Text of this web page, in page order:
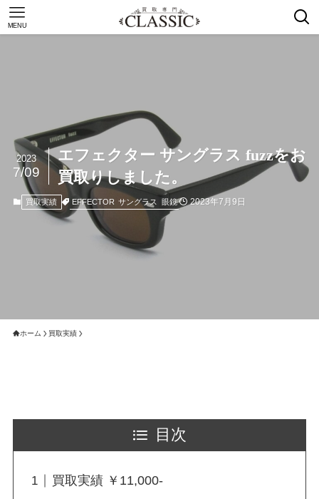
MENU
エフェクター サングラス fuzzをお
買取りしました。
2023
7/09
買取実績 EFFECTOR サングラス 眼鏡 2023年7月9日
ホーム 買取実績
目次
買取実績 ￥11,000-